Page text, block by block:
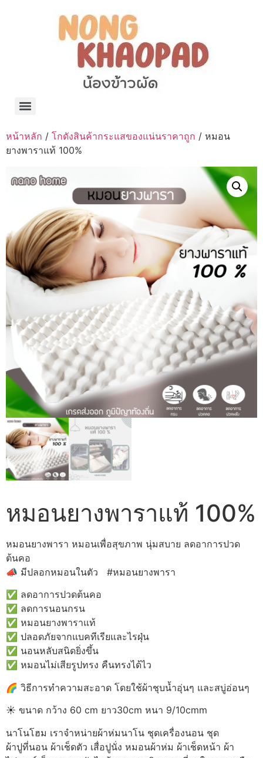
หน้าหลัก / โกดังสินค้ากระแสของแน่นราคาถูก / หมอน
ยางพาราแท้ 100%
หมอนยางพาราแท้ 100%
หมอนยางพารา หมอนเพื่อสุขภาพ นุ่มสบาย ลดอาการปวด
ต้นคอ
📣 มีปลอกหมอนในตัว #หมอนยางพารา
✅ ลดอาการปวดต้นคอ
✅ ลดการนอนกรน
✅ หมอนยางพาราแท้
✅ ปลอดภัยจากแบคทีเรียและไรฝุ่น
✅ นอนหลับสนิดยิ่งขึ้น
✅ หมอนไม่เสียรูปทรง คืนทรงได้ไว
🌈 วิธีการทำความสะอาด โดยใช้ผ้าชุบน้ำอุ่นๆ และสบู่อ่อนๆ
☀️ ขนาด กว้าง 60 cm ยาว30cm หนา 9/10cmm
นาโนโฮม เราจำหน่ายผ้าห่มนาโน ชุดเครื่องนอน ชุด
ผ้าปูที่นอน ผ้าเช็ดตัว เสื่อปูนั่ง หมอนผ้าห่ม ผ้าเช็ดหน้า ผ้า